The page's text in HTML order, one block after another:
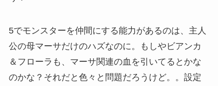
5でモンスターを仲間にする能力があるのは、主人
公の母マーサだけのハズなのに。もしやビアンカ
＆フローラも、マーサ関連の血を引いてるとかな
のかな？それだと色々と問題だろうけど。。設定